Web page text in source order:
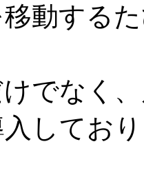
動する
でなく
してお